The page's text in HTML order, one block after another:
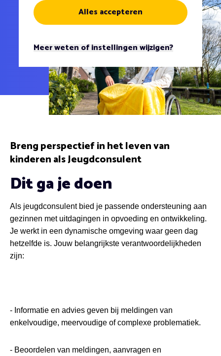
Alles accepteren
Meer weten of instellingen wijzigen?
Breng perspectief in het leven van
kinderen als Jeugdconsulent
Dit ga je doen
Als jeugdconsulent bied je passende ondersteuning aan
gezinnen met uitdagingen in opvoeding en ontwikkeling.
Je werkt in een dynamische omgeving waar geen dag
hetzelfde is. Jouw belangrijkste verantwoordelijkheden
zijn:
- Informatie en advies geven bij meldingen van
enkelvoudige, meervoudige of complexe problematiek.
- Beoordelen van meldingen, aanvragen en